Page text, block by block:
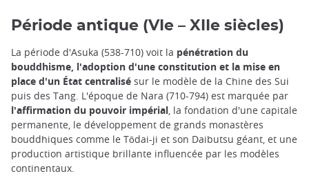
Période antique (VIe – XIIe siècles)
La période d'Asuka (538-710) voit la pénétration du
bouddhisme, l'adoption d'une constitution et la mise en
place d'un État centralisé sur le modèle de la Chine des Sui
puis des Tang. L'époque de Nara (710-794) est marquée par
l'affirmation du pouvoir impérial, la fondation d'une capitale
permanente, le développement de grands monastères
bouddhiques comme le Tōdai-ji et son Daibutsu géant, et une
production artistique brillante influencée par les modèles
continentaux.